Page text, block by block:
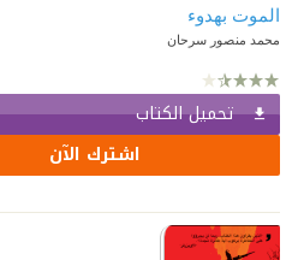
الموت بهدوء
محمد منصور سرحان
تحميل الكتاب
اشترك الآن